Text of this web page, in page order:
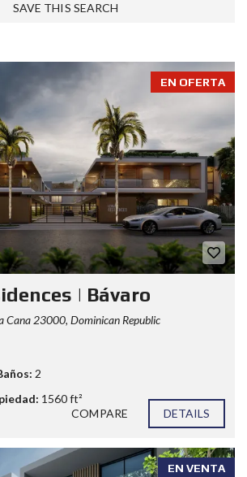
SAVE THIS SEARCH
EN OFERTA
| Bávaro
Cana 23000, Dominican Republic
2
1560 ft²
COMPARE DETAILS
EN VENTA